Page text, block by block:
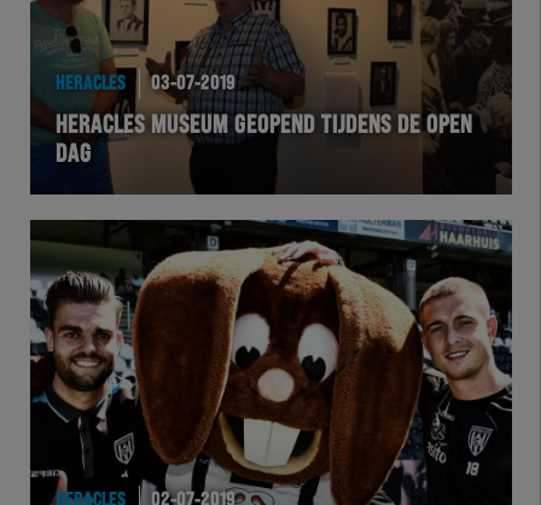
HERACLES 03-07-2019
HERACLES MUSEUM GEOPEND TIJDENS DE OPEN
DAG
HERACLES 02-07-2019